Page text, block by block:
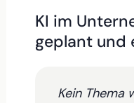
KI im
geplant und
Kein Thema